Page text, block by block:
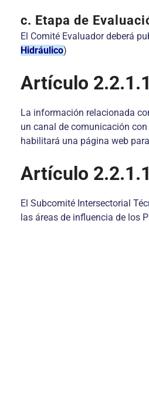
c. Etapa de
El Comité Evaluador deberá
Hidráulico)
Artículo
La información relacionada
un canal de comunicación
habilitará una página web
Artículo
El Subcomité Intersectorial
las áreas de influencia de los